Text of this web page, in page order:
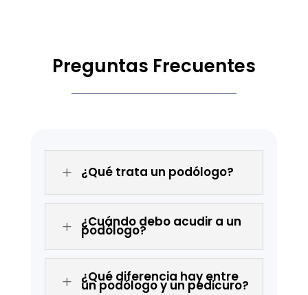
Preguntas Frecuentes
L ¿Qué trata un podólogo?
L ¿Cuándo debo acudir a un
podólogo?
L ¿Qué diferencia hay entre
un podólogo y un pedicuro?